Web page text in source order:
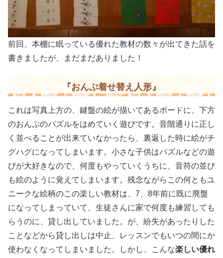
前回、本棚に眠っている優れた教材の数々が出てきた話を
書きましたが、まだまだありました！
『おんぷ着せ替え人形』
これは写真上方の、鍵盤の絵が描いてあるボードに、下方
のおんぷのパズルをはめていく遊びです。音階通りに正し
く並べることが出来ていなかったら、裏返した時に絵がチ
グハグになってしまいます。小さな子供はパズルなどの遊
びが大好きなので、何度もやっていくうちに、音符の並び
も絵のように覚えてしまいます。残念ながらこの何ともユ
ニークな絵柄のこの楽しい教材は、7、8年前に既に廃盤
になってしまっていて、生徒さんに家で何度も練習しても
らうのに、貸し出していました。が、紛失があったりした
ことなどから貸し出しは中止、レッスンでもいつの間にか
使わなくなってしまいました。しかし、こんな楽しい優れ